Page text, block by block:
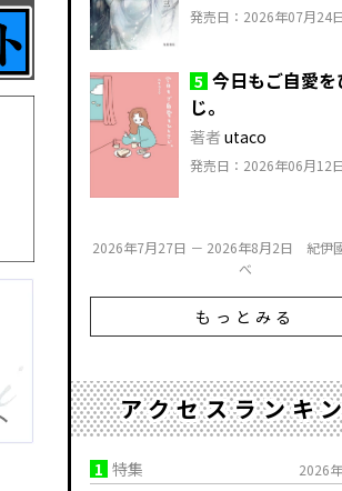
発売日：2026年07月24日
5 今日もご自愛を
じ。
著者 utaco
発売日：2026年06月12日
2026年7月27日 － 2026年8月2日 紀伊
べ
もっとみる
アクセスランキ
1 特集 2026